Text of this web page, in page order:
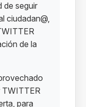
de seguir
ciudadan@,
de la
TWITTER
para